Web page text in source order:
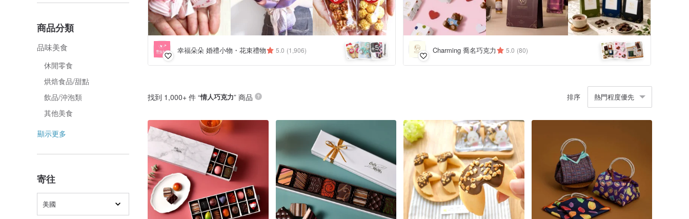
商品分類
品味美食
休閒零食
烘焙食品/甜點
飲品/沖泡類
其他美食
顯示更多
寄往
美國
幸福朵朵 婚禮小物・花束禮物 5.0 (1,906) +5 Charming 喬名巧克力 5.0 (80)
找到 1,000+ 件 “情人巧克力” 商品 排序 熱門程度優先